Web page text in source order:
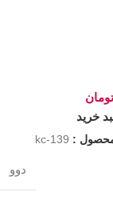
تومان
خرید
:
kc-139
دوو